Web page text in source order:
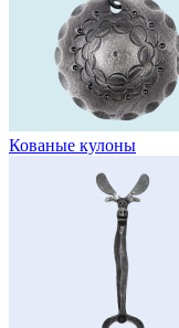
Кованые кулоны